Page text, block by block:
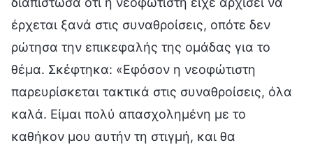
έρχεται ξανά στις συναθροίσεις, οπότε δεν
ρώτησα την επικεφαλής της ομάδας για το
θέμα. Σκέφτηκα: «Εφόσον η νεοφώτιστη
παρευρίσκεται τακτικά στις συναθροίσεις, όλα
καλά. Είμαι πολύ απασχολημένη με το
καθήκον μου αυτήν τη στιγμή, και θα